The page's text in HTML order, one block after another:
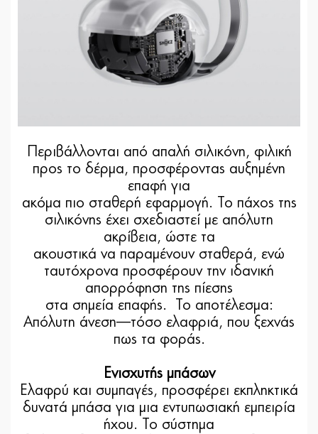
Περιβάλλονται από απαλή σιλικόνη, φιλική
προς το δέρμα, προσφέροντας αυξημένη
επαφή για
ακόμα πιο σταθερή εφαρμογή. Το πάχος της
σιλικόνης έχει σχεδιαστεί με απόλυτη
ακρίβεια, ώστε τα
ακουστικά να παραμένουν σταθερά, ενώ
ταυτόχρονα προσφέρουν την ιδανική
απορρόφηση της πίεσης
στα σημεία επαφής. Το αποτέλεσμα:
Απόλυτη άνεση—τόσο ελαφριά, που ξεχνάς
πως τα φοράς.
Ενισχυτής μπάσων
Ελαφρύ και συμπαγές, προσφέρει εκπληκτικά
δυνατά μπάσα για μια εντυπωσιακή εμπειρία
ήχου. Το σύστημα